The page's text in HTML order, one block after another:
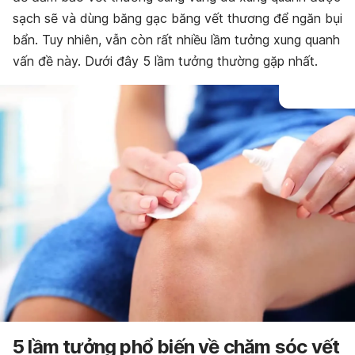
sạch sẽ và dùng băng gạc băng vết thương để ngăn bụi
bẩn. Tuy nhiên, vẫn còn rất nhiều lầm tưởng xung quanh
vấn đề này. Dưới đây 5 lầm tưởng thường gặp nhất.
5 lầm tưởng phổ biến về chăm sóc vết